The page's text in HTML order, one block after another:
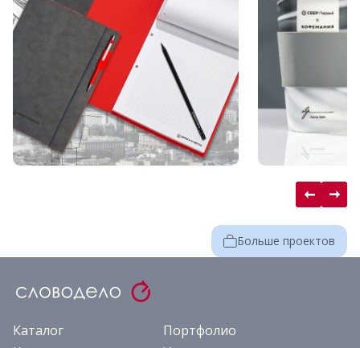
Больше проектов
Каталог
Портфолио